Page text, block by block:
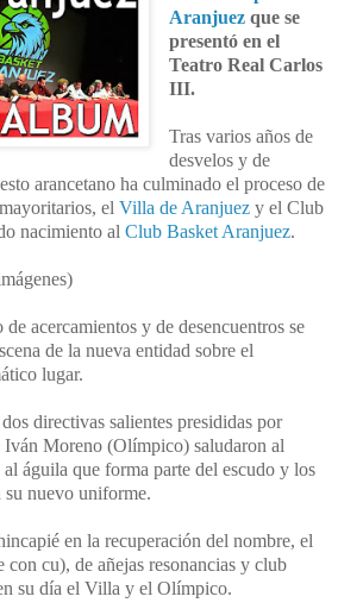
Aranjuezque se
presentó en el
Teatro Real Carlos
III.
Tras varios años de
desvelos y de
arancetano ha culminado el proceso de
el Villa de Aranjuez y el Club
nacimiento al Club Basket Aranjuez.
acercamientos y de desencuentros se
de la nueva entidad sobre el
lugar.
directivas salientes presididas por
Iván Moreno (Olímpico) saludaron al
águila que forma parte del escudo y los
su nuevo uniforme.
en la recuperación del nombre, el
con cu), de añejas resonancias y club
su día el Villa y el Olímpico.